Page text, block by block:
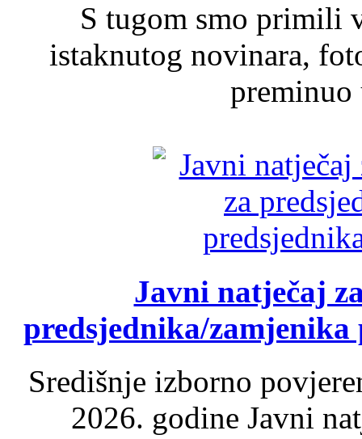
S tugom smo primili
istaknutog novinara,
Javni natječaj
predsjednika/
Središnje izborno
2026. godine Javni